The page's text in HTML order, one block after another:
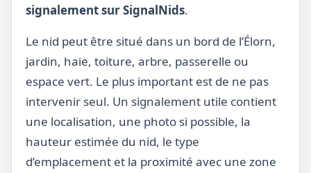
signalement sur SignalNids.
Le nid peut être situé dans un bord de l’Élorn,
jardin, haie, toiture, arbre, passerelle ou
espace vert. Le plus important est de ne pas
intervenir seul. Un signalement utile contient
une localisation, une photo si possible, la
hauteur estimée du nid, le type
d’emplacement et la proximité avec une zone